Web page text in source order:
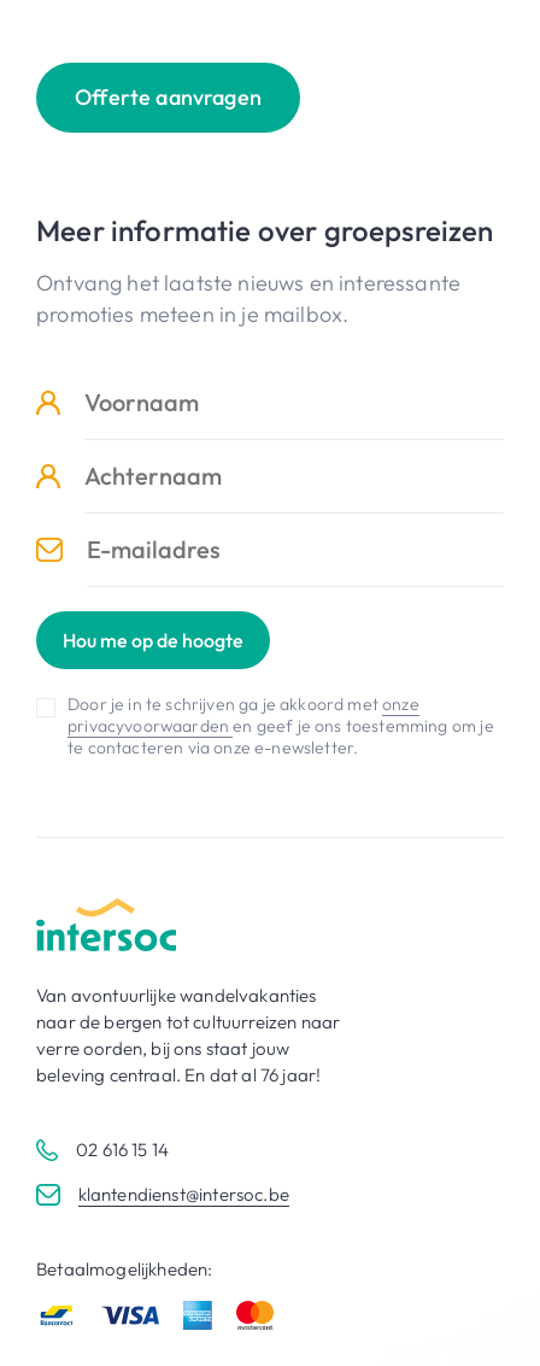
Offerte aanvragen
Meer informatie over groepsreizen
Ontvang het laatste nieuws en interessante
promoties meteen in je mailbox.
Hou me op de hoogte
Door je in te schrijven ga je akkoord metonze
privacyvoorwaardenen geef je ons toestemming om je
te contacteren via onze e-newsletter.
Van avontuurlijke wandelvakanties
naar de bergen tot cultuurreizen naar
verre oorden, bij ons staat jouw
beleving centraal. En dat al 76 jaar!
02 616 15 14
klantendienst@intersoc.be
Betaalmogelijkheden: